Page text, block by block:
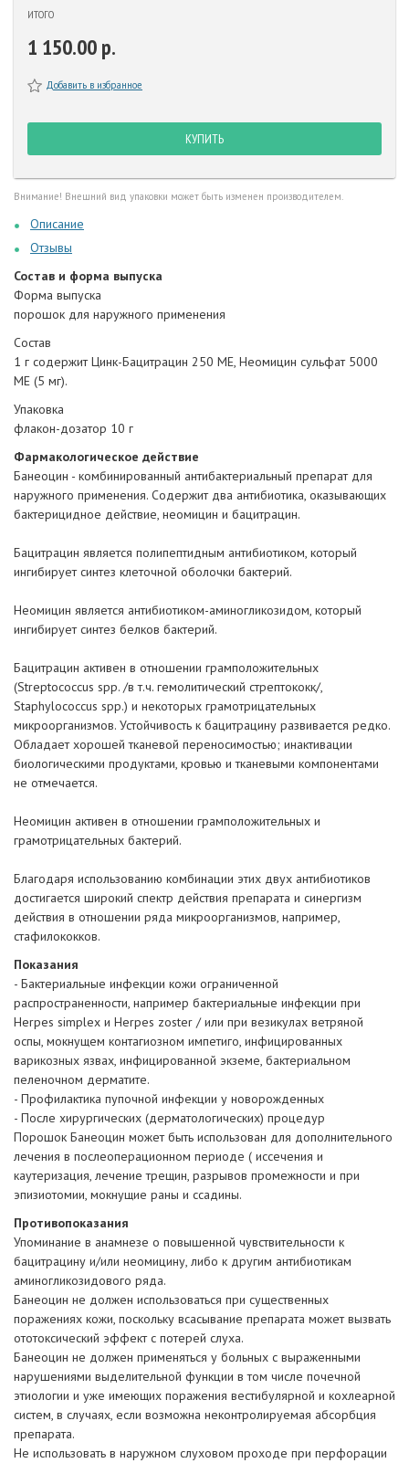
ИТОГО
1 150.00 р.
Добавить в избранное
КУПИТЬ
Внимание! Внешний вид упаковки может быть изменен производителем.
Описание
Отзывы
Состав и форма выпуска
Форма выпуска
порошок для наружного применения
Состав
1 г содержит Цинк-Бацитрацин 250 МЕ, Неомицин сульфат 5000
МЕ (5 мг).
Упаковка
флакон-дозатор 10 г
Фармакологическое действие
Банеоцин - комбинированный антибактериальный препарат для
наружного применения. Содержит два антибиотика, оказывающих
бактерицидное действие, неомицин и бацитрацин.
Бацитрацин является полипептидным антибиотиком, который
ингибирует синтез клеточной оболочки бактерий.
Неомицин является антибиотиком-аминогликозидом, который
ингибирует синтез белков бактерий.
Бацитрацин активен в отношении грамположительных
(Streptococcus spp. /в т.ч. гемолитический стрептококк/,
Staphylococcus spp.) и некоторых грамотрицательных
микроорганизмов. Устойчивость к бацитрацину развивается редко.
Обладает хорошей тканевой переносимостью; инактивации
биологическими продуктами, кровью и тканевыми компонентами
не отмечается.
Неомицин активен в отношении грамположительных и
грамотрицательных бактерий.
Благодаря использованию комбинации этих двух антибиотиков
достигается широкий спектр действия препарата и синергизм
действия в отношении ряда микроорганизмов, например,
стафилококков.
Показания
- Бактериальные инфекции кожи ограниченной
распространенности, например бактериальные инфекции при
Herpes simplex и Herpes zoster / или при везикулах ветряной
оспы, мокнущем контагиозном импетиго, инфицированных
варикозных язвах, инфицированной экземе, бактериальном
пеленочном дерматите.
- Профилактика пупочной инфекции у новорожденных
- После хирургических (дерматологических) процедур
Порошок Банеоцин может быть использован для дополнительного
лечения в послеоперационном периоде ( иссечения и
каутеризация, лечение трещин, разрывов промежности и при
эпизиотомии, мокнущие раны и ссадины.
Противопоказания
Упоминание в анамнезе о повышенной чувствительности к
бацитрацину и/или неомицину, либо к другим антибиотикам
аминогликозидового ряда.
Банеоцин не должен использоваться при существенных
поражениях кожи, поскольку всасывание препарата может вызвать
ототоксический эффект с потерей слуха.
Банеоцин не должен применяться у больных с выраженными
нарушениями выделительной функции в том числе почечной
этиологии и уже имеющих поражения вестибулярной и кохлеарной
систем, в случаях, если возможна неконтролируемая абсорбция
препарата.
Не использовать в наружном слуховом проходе при перфорации